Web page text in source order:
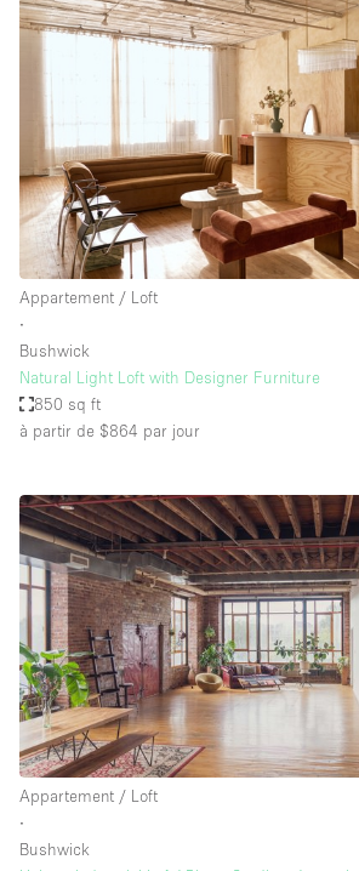
Appartement / Loft
∙
Bushwick
Natural Light Loft with Designer Furniture
850 sq ft
à partir de $864 par jour
Appartement / Loft
∙
Bushwick